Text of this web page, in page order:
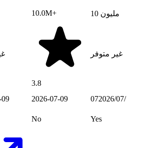
10.0M+ 10 مليون
3.8
غير متوفر
09 2026-07-09
07‏/07‏/2026
No Yes